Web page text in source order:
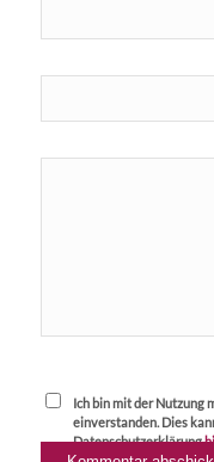
Ich bin mit der Nutzung
einverstanden. Dies
Datenschutzerklärung